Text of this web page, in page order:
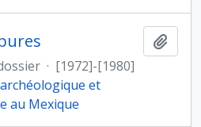
· [1972]-[1980]
et
au Mexique